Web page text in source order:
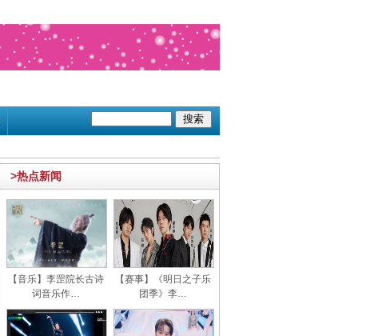
>热点新闻
【音乐】李罡院长古诗
词音乐作…
【赛事】《明日之子乐
团季》李…